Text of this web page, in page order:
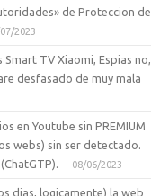
de Proteccion de
2023
TV Xiaomi, Espias no,
desfasado de muy mala
en Youtube sin PREMIUM
webs) sin ser detectado.
08/06/2023
dias, logicamente) la web